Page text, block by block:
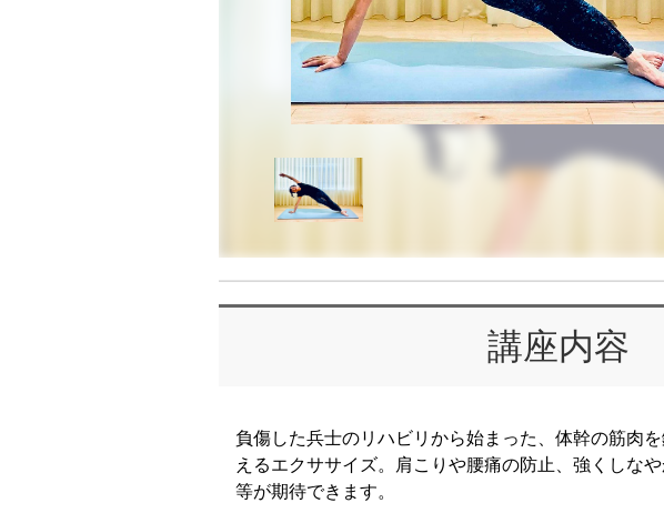
講座内容
負傷した兵士のリハビリから始まった、体幹の筋肉
えるエクササイズ。肩こりや腰痛の防止、強くしな
等が期待できます。